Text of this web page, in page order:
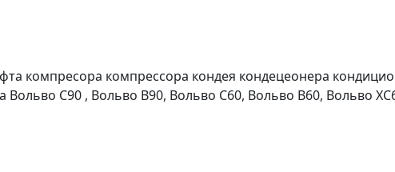
компресора компрессора кондея кондецеонера
Вольво С90 , Вольво В90, Вольво С60, Вольво В60, Вольво